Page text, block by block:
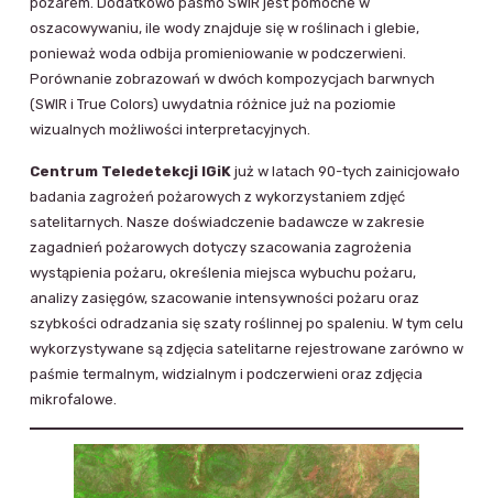
oszacowywaniu, ile wody znajduje się w roślinach i glebie,
ponieważ woda odbija promieniowanie w podczerwieni.
Porównanie zobrazowań w dwóch kompozycjach barwnych
(SWIR i True Colors) uwydatnia różnice już na poziomie
wizualnych możliwości interpretacyjnych.
Centrum Teledetekcji IGiK już w latach 90-tych zainicjowało
badania zagrożeń pożarowych z wykorzystaniem zdjęć
satelitarnych. Nasze doświadczenie badawcze w zakresie
zagadnień pożarowych dotyczy szacowania zagrożenia
wystąpienia pożaru, określenia miejsca wybuchu pożaru,
analizy zasięgów, szacowanie intensywności pożaru oraz
szybkości odradzania się szaty roślinnej po spaleniu. W tym celu
wykorzystywane są zdjęcia satelitarne rejestrowane zarówno w
paśmie termalnym, widzialnym i podczerwieni oraz zdjęcia
mikrofalowe.